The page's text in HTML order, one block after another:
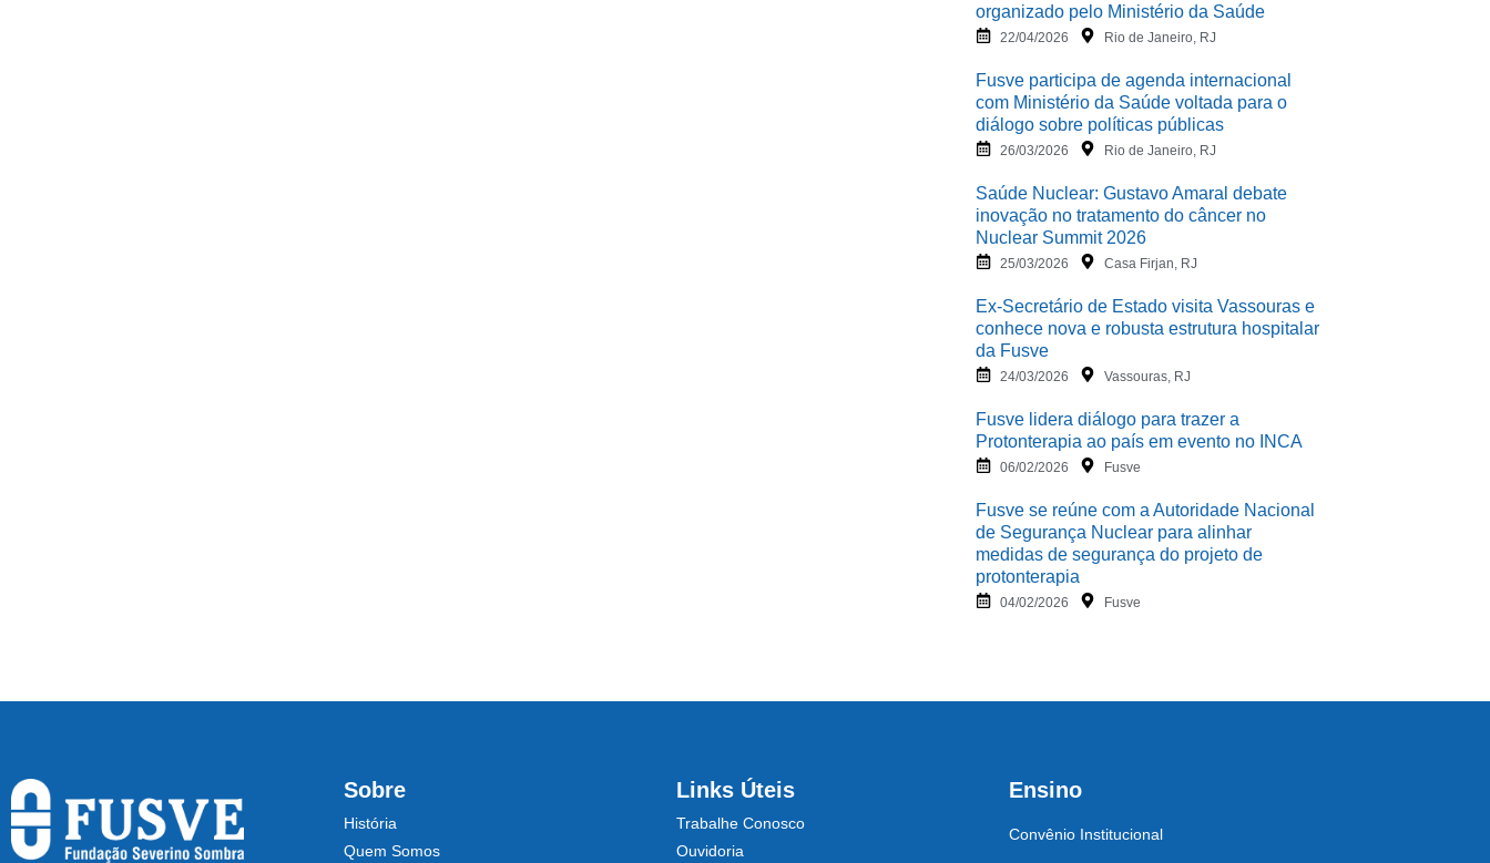
organizado pelo Ministério da Saúde
22/04/2026 Rio de Janeiro, RJ
Fusve participa de agenda internacional
com Ministério da Saúde voltada para o
diálogo sobre políticas públicas
26/03/2026 Rio de Janeiro, RJ
Saúde Nuclear: Gustavo Amaral debate
inovação no tratamento do câncer no
Nuclear Summit 2026
25/03/2026 Casa Firjan, RJ
Ex-Secretário de Estado visita Vassouras e
conhece nova e robusta estrutura hospitalar
da Fusve
24/03/2026 Vassouras, RJ
Fusve lidera diálogo para trazer a
Protonterapia ao país em evento no INCA
06/02/2026 Fusve
Fusve se reúne com a Autoridade Nacional
de Segurança Nuclear para alinhar
medidas de segurança do projeto de
protonterapia
04/02/2026 Fusve
Sobre
História
Quem Somos
Links Úteis
Trabalhe Conosco
Ouvidoria
Ensino
Convênio Institucional